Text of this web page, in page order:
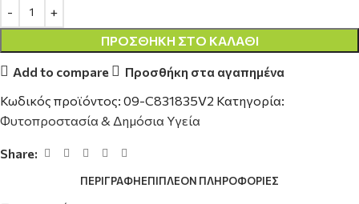
ΠΡΟΣΘΉΚΗ ΣΤΟ ΚΑΛΆΘΙ
Add to compare
Προσθήκη στα αγαπημένα
Κωδικός προϊόντος: 09-C831835V2 Κατηγορία:
Φυτοπροστασία & Δημόσια Υγεία
Share:
ΠΕΡΙΓΡΑΦΉΕΠΙΠΛΈΟΝ ΠΛΗΡΟΦΟΡΊΕΣ